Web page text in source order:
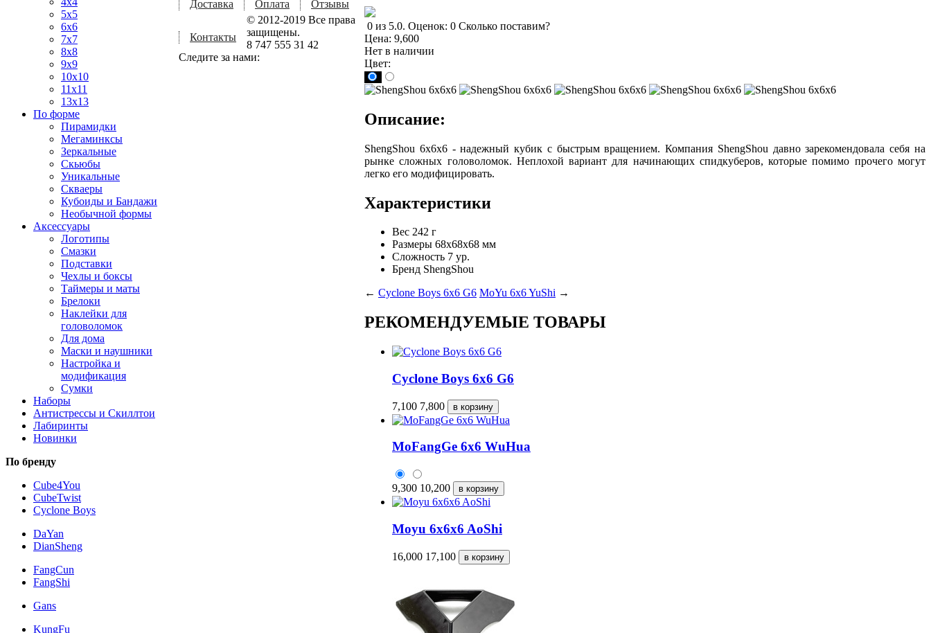
5x5
6x6
7x7
8x8
9x9
10x10
11x11
13x13
По форме
Пирамидки
Мегаминксы
Зеркальные
Скьюбы
Уникальные
Скваеры
Кубоиды и Бандажи
Необычной формы
Аксессуары
Логотипы
Смазки
Подставки
Чехлы и боксы
Таймеры и маты
Брелоки
Наклейки для
головоломок
Для дома
Маски и наушники
Настройка и
модификация
Сумки
Наборы
Антистрессы и Скиллтои
Лабиринты
Новинки
По бренду
Cube4You
CubeTwist
Cyclone Boys
DaYan
DianSheng
FangCun
FangShi
Gans
KungFu
0 из 5.0. Оценок: 0 Сколько поставим?
Цена: 9,600
Нет в наличии
Цвет:
Описание:
ShengShou 6x6x6 - надежный кубик с быстрым вращением. Компания ShengShou давно зарекомендовала себя на
рынке сложных головоломок. Неплохой вариант для начинающих спидкуберов, которые помимо прочего могут
легко его модифицировать.
Характеристики
Вес 242 г
Размеры 68x68x68 мм
Сложность 7 ур.
Бренд ShengShou
← Cyclone Boys 6x6 G6 MoYu 6x6 YuShi →
РЕКОМЕНДУЕМЫЕ ТОВАРЫ
Cyclone Boys 6x6 G6
7,100 7,800
MoFangGe 6x6 WuHua
9,300 10,200
Moyu 6x6x6 AoShi
16,000 17,100
Доставка Оплата Отзывы
Контакты
© 2012-2019 Все права
защищены.
8 747 555 31 42
Следите за нами: